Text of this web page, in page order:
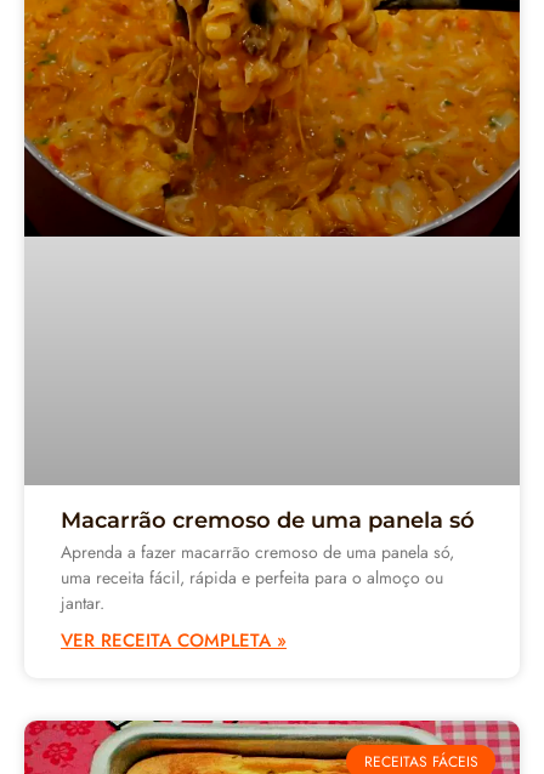
Macarrão cremoso de uma panela só
Aprenda a fazer macarrão cremoso de uma panela só,
uma receita fácil, rápida e perfeita para o almoço ou
jantar.
VER RECEITA COMPLETA »
RECEITAS FÁCEIS